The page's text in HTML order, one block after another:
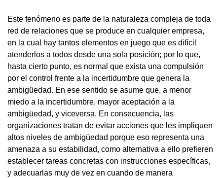
Este fenómeno es parte de la naturaleza compleja de toda
red de relaciones que se produce en cualquier empresa,
en la cual hay tantos elementos en juego que es difícil
atenderlos a todos desde una sola posición; por lo que,
hasta cierto punto, es normal que exista una compulsión
por el control frente a la incertidumbre que genera la
ambigüedad. En ese sentido se asume que, a menor
miedo a la incertidumbre, mayor aceptación a la
ambigüedad, y viceversa. En consecuencia, las
organizaciones tratan de evitar acciones que les impliquen
altos niveles de ambigüedad porque eso representa una
amenaza a su estabilidad, como alternativa a ello prefieren
establecer tareas concretas con instrucciones específicas,
y adecuarlas muy de vez en cuando de manera